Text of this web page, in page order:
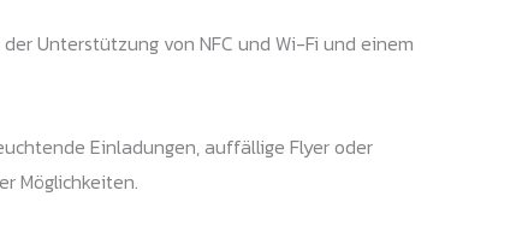
Unterstützung von NFC und Wi-Fi und einem
Einladungen, auffällige Flyer oder
Möglichkeiten.